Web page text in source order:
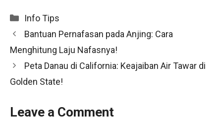
Categories
Info Tips
Bantuan Pernafasan pada Anjing: Cara
Menghitung Laju Nafasnya!
Peta Danau di California: Keajaiban Air Tawar di
Golden State!
Leave a Comment